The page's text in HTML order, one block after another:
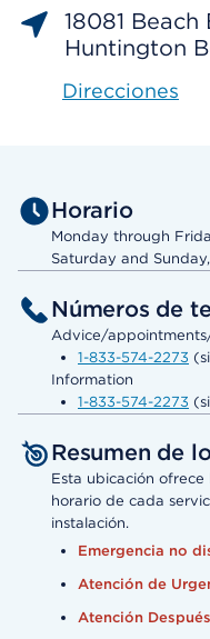
18081 Beach
Huntington
Direcciones
Horario
Monday through
Saturday and
Números de
Advice/
1-833-574-2273
Information
1-833-574-2273
Resumen de
Esta ubicación ofrece
horario de cada
instalación.
Emergencia no
Atención de
Atención